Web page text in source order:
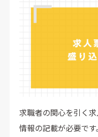
求職者の関心を引く
情報の記載が必要で